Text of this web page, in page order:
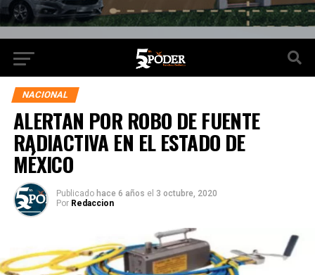
NACIONAL
ALERTAN POR ROBO DE FUENTE
RADIACTIVA EN EL ESTADO DE
MÉXICO
Publicado hace 6 años el 3 octubre, 2020
Por Redaccion